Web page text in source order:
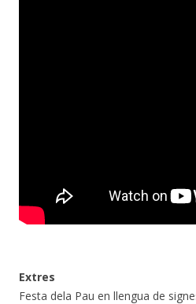
Extres
Festa dela Pau en llengua de